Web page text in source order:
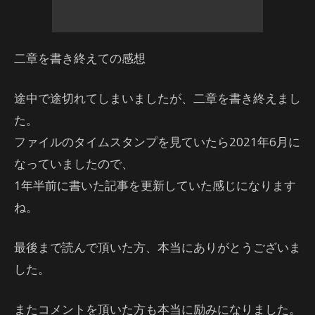
二章を書き終えての感想
途中で途切れてしまいましたが、二章を書き終えまし
た。
ファイルのタイムスタンプを見ていたら2021年6月に
なっていましたので、
1年半前に書いた記事を更新していた感じになります
ね。
最後まで読んで頂いた方、本当にありがとうございま
した。
またコメントを頂いた方も本当に励みになりました。